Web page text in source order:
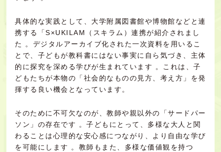
具体的な実践として、大学附属図書館や博物館などと連
携する「S×UKILAM（スキラム）連携が紹介されまし
た 。デジタルアーカイブ化された一次資料を用いるこ
とで、子どもが教科書にはない事実に自ら気づき、主体
的に探究を深める学びが生まれています 。これは、子
どもたちが本物の「社会的なものの見方、考え方」を発
揮する良い機会となっています。
そのために不可欠なのが、教師や親以外の「サードパー
ソン」の存在です 。子どもにとって、多様な大人と関
わることは心理的な安心感につながり、より自由な学び
を可能にします 。教師もまた、多様な価値観を持つ